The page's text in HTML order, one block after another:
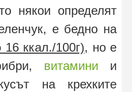
някои определят
е бедно на
16 ккал./100г), но е
витамини и
на крехките